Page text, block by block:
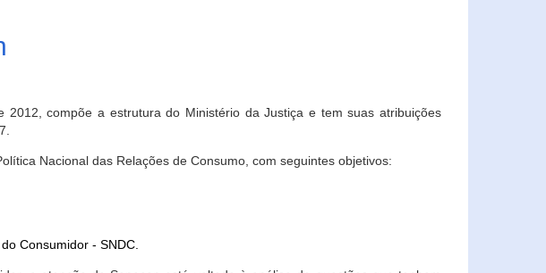
compõe a estrutura do Ministério da Justiça e tem suas atribuições
Nacional das Relações de Consumo, com seguintes objetivos:
Consumidor - SNDC.